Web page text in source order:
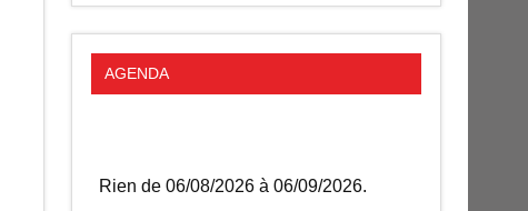
AGENDA
Rien de 06/08/2026 à 06/09/2026.